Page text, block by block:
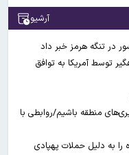
آرشیو
در تنگه هرمز خبر داد
توسط آمریکا به توافق
منطقه باشیم/روابطی با
را به دلیل حملات پهپادی